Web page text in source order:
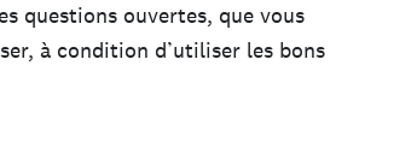
questions ouvertes, que vous
à condition d’utiliser les bons